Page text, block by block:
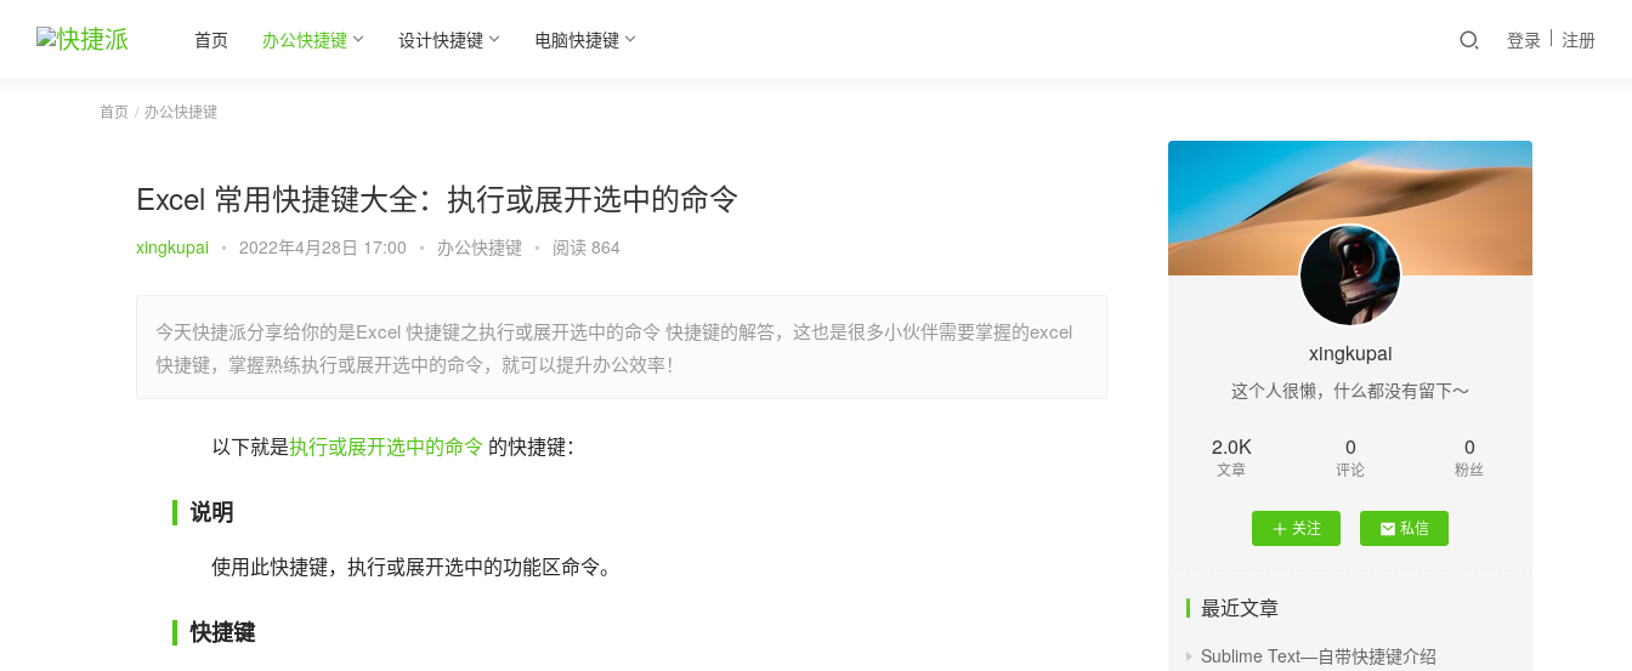
首页 办公快捷键 设计快捷键 电脑快捷键 登录 注册
首页 办公快捷键
Excel 常用快捷键大全：执行或展开选中的命令
xingkupai • 2022年4月28日 17:00 • 办公快捷键 • 阅读 864
今天快捷派分享给你的是Excel 快捷键之执行或展开选中的命令 快捷键的解答，这也是很多小伙伴需要掌握的excel
快捷键，掌握熟练执行或展开选中的命令，就可以提升办公效率！
以下就是执行或展开选中的命令 的快捷键：
说明
使用此快捷键，执行或展开选中的功能区命令。
快捷键
xingkupai
这个人很懒，什么都没有留下～
2.0K
文章
0
评论
0
粉丝
关注 私信
最近文章
Sublime Text—自带快捷键介绍